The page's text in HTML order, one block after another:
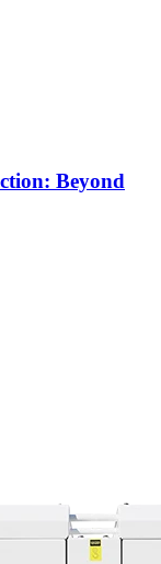
Beyond